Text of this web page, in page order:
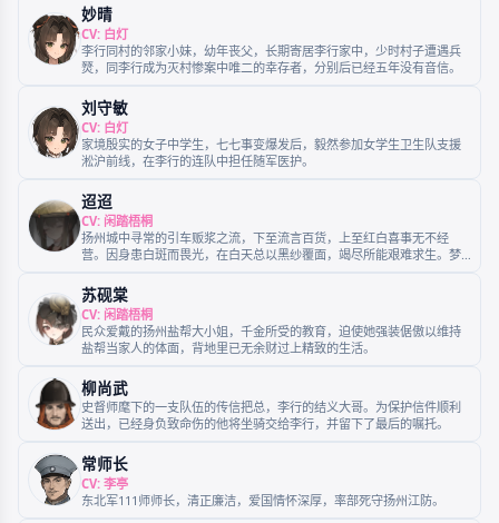
妙晴
CV: 白灯
李行同村的邻家小妹，幼年丧父，长期寄居李行家中，少时村子遭遇兵
燹，同李行成为灭村惨案中唯二的幸存者，分别后已经五年没有音信。
刘守敏
CV: 白灯
家境殷实的女子中学生，七七事变爆发后，毅然参加女学生卫生队支援
淞沪前线，在李行的连队中担任随军医护。
迢迢
CV: 闲踏梧桐
扬州城中寻常的引车贩浆之流，下至流言百货，上至红白喜事无不经
营。因身患白斑而畏光，在白天总以黑纱覆面，竭尽所能艰难求生。梦
苏砚棠
CV: 闲踏梧桐
民众爱戴的扬州盐帮大小姐，千金所受的教育，迫使她强装倨傲以维持
盐帮当家人的体面，背地里已无余财过上精致的生活。
柳尚武
史督师麾下的一支队伍的传信把总，李行的结义大哥。为保护信件顺利
送出，已经身负致命伤的他将坐骑交给李行，并留下了最后的嘱托。
常师长
CV: 李亭
东北军111师师长，清正廉洁，爱国情怀深厚，率部死守扬州江防。